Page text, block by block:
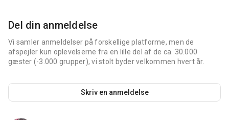
Del din anmeldelse
Vi samler anmeldelser på forskellige platforme, men de
afspejler kun oplevelserne fra en lille del af de ca. 30.000
gæster (-3.000 grupper), vi stolt byder velkommen hvert år.
Skriv en anmeldelse